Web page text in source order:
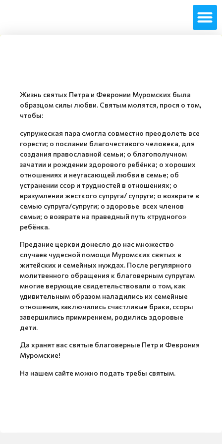
Жизнь святых Петра и Февронии Муромских была
образцом силы любви. Святым молятся, прося о том,
чтобы:
супружеская пара смогла совместно преодолеть все
горести; о послании благочестивого человека, для
создания православной семьи; о благополучном
зачатии и рождении здорового ребёнка; о хороших
отношениях и неугасающей любви в семье; об
устранении ссор и трудностей в отношениях; о
вразумлении жесткого супруга/ супруги; о возврате в
семью супруга/супруги; о здоровье всех членов
семьи; о возврате на праведный путь «трудного»
ребёнка.
Предание церкви донесло до нас множество
случаев чудесной помощи Муромских святых в
житейских и семейных нуждах. После регулярного
молитвенного обращения к благоверным супругам
многие верующие свидетельствовали о том, как
удивительным образом наладились их семейные
отношения, заключились счастливые браки, ссоры
завершились примирением, родились здоровые
дети.
Да хранят вас святые благоверные Петр и Феврония
Муромские!
На нашем сайте можно подать требы святым.